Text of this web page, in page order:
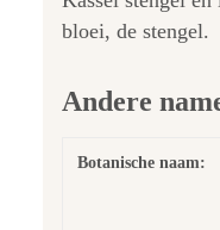
bloei, de stengel.
Andere
Botanische naam: